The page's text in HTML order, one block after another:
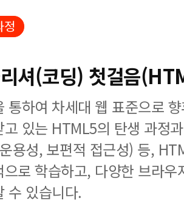
정
셔(코딩) 첫걸음
통하여 차세대 웹 표준으로
고 있는 HTML5의 탄생 과정
용성, 보편적 접근성) 등,
으로 학습하고, 다양한 브라
수 있습니다.